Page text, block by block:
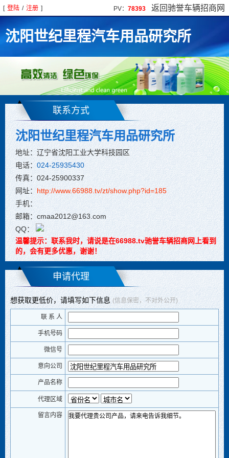
PV： 78393 返回驰誉车辆招商网
[ 登陆 / 注册 ]
沈阳世纪里程汽车用品研究所
联系方式
沈阳世纪里程汽车用品研究所
地址：辽宁省沈阳工业大学科技园区
电话：024-25935430
传真：024-25900337
网址： http://www.66988.tv/zt/show.php?id=185
手机：
邮箱：cmaa2012@163.com
QQ：
温馨提示：联系我时，请说是在66988.tv驰誉车辆招商网上看到
的，会有更多优惠，谢谢！
申请代理
想获取更低价，请填写如下信息(信息保密，不对外公开)
联 系 人
手机号码
微信号
意向公司
产品名称
代理区域
留言内容